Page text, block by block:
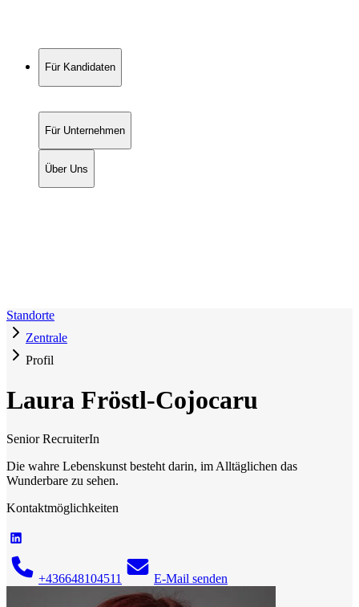
Für Kandidaten
Für Unternehmen
Über Uns
Standorte
Zentrale
Profil
Laura Fröstl-Cojocaru
Senior RecruiterIn
Die wahre Lebenskunst besteht darin, im Alltäglichen das
Wunderbare zu sehen.
Kontaktmöglichkeiten
+436648104511 E-Mail senden